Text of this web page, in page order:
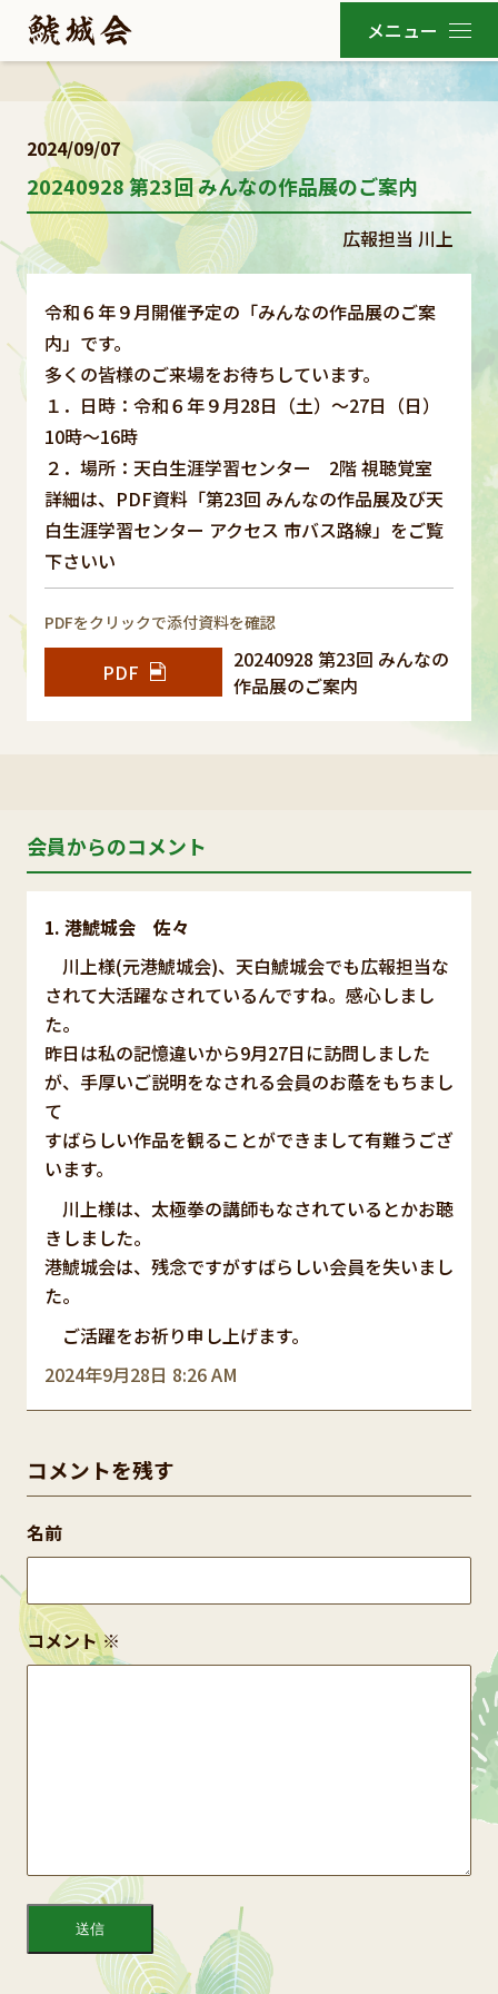
2024/09/07
20240928 第23回 みんなの作品展のご案内
広報担当 川上
令和６年９月開催予定の「みんなの作品展のご案
内」です。
多くの皆様のご来場をお待ちしています。
１．日時：令和６年９月28日（土）～27日（日）
10時～16時
２．場所：天白生涯学習センター 2階 視聴覚室
詳細は、PDF資料「第23回 みんなの作品展及び天
白生涯学習センター アクセス 市バス路線」をご覧
下さいい
PDFをクリックで添付資料を確認
PDF
20240928 第23回 みんなの
作品展のご案内
会員からのコメント
港鯱城会 佐々
2024年9月28日 8:26 AM
川上様(元港鯱城会)、天白鯱城会でも広報担当な
されて大活躍なされているんですね。感心しまし
た。
昨日は私の記憶違いから9月27日に訪問しました
が、手厚いご説明をなされる会員のお蔭をもちまし
て
すばらしい作品を観ることができまして有難うござ
います。
川上様は、太極拳の講師もなされているとかお聴
きしました。
港鯱城会は、残念ですがすばらしい会員を失いまし
た。
ご活躍をお祈り申し上げます。
コメントを残す
コメント※
名前